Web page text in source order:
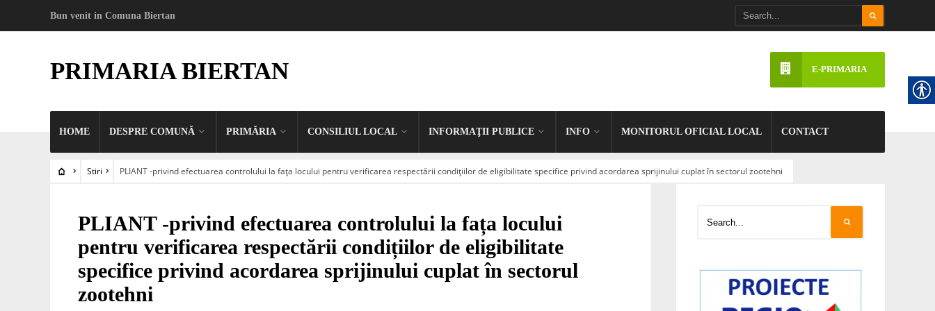
Bun venit in Comuna Biertan
PRIMARIA BIERTAN
HOME DESPRE COMUNĂ PRIMĂRIA CONSILIUL LOCAL INFORMAŢII PUBLICE INFO MONITORUL OFICIAL LOCAL CONTACT
E-PRIMARIA
Stiri PLIANT -privind efectuarea controlului la fața locului pentru verificarea respectării condițiilor de eligibilitate specifice privind acordarea sprijinului cuplat în sectorul zootehni
STIRI
PLIANT -privind efectuarea controlului la fața locului
pentru verificarea respectării condițiilor de eligibilitate
specifice privind acordarea sprijinului cuplat în sectorul
zootehni